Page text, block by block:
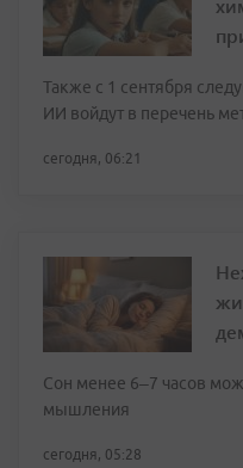
Также с 1 сентября
ИИ войдут в перечень
сегодня, 06:21
Сон менее 6–7 часов
мышления
сегодня, 05:28